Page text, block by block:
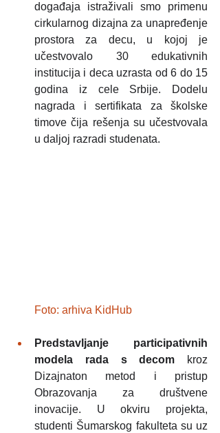
događaja istraživali smo primenu
cirkularnog dizajna za unapređenje
prostora za decu, u kojoj je
učestvovalo 30 edukativnih
institucija i deca uzrasta od 6 do 15
godina iz cele Srbije. Dodelu
nagrada i sertifikata za školske
timove čija rešenja su učestvovala
u daljoj razradi studenata.
Foto: arhiva KidHub
Predstavljanje participativnih
modela rada s decom kroz
Dizajnaton metod i pristup
Obrazovanja za društvene
inovacije. U okviru projekta,
studenti Šumarskog fakulteta su uz